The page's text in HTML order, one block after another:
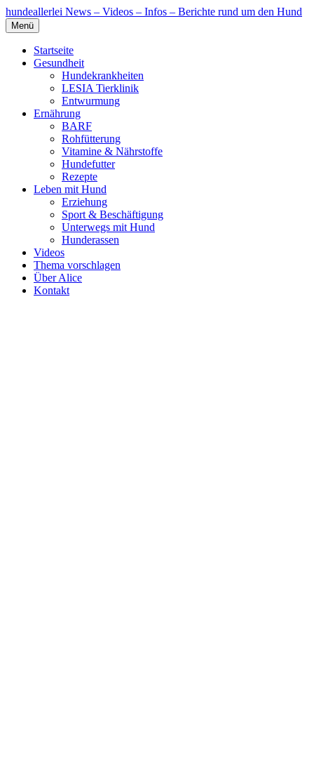
hundeallerlei News – Videos – Infos – Berichte rund um den Hund
Menü
Startseite
Gesundheit
Hundekrankheiten
LESIA Tierklinik
Entwurmung
Ernährung
BARF
Rohfütterung
Vitamine & Nährstoffe
Hundefutter
Rezepte
Leben mit Hund
Erziehung
Sport & Beschäftigung
Unterwegs mit Hund
Hunderassen
Videos
Thema vorschlagen
Über Alice
Kontakt